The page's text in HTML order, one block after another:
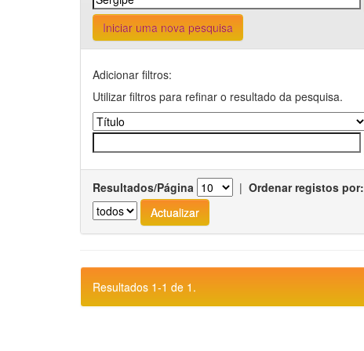
Iniciar uma nova pesquisa
Adicionar filtros:
Utilizar filtros para refinar o resultado da pesquisa.
Resultados/Página | Ordenar registos por:
Resultados 1-1 de 1.